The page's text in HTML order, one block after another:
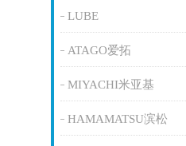
LUBE
ATAGO爱拓
MIYACHI米亚基
HAMAMATSU滨松